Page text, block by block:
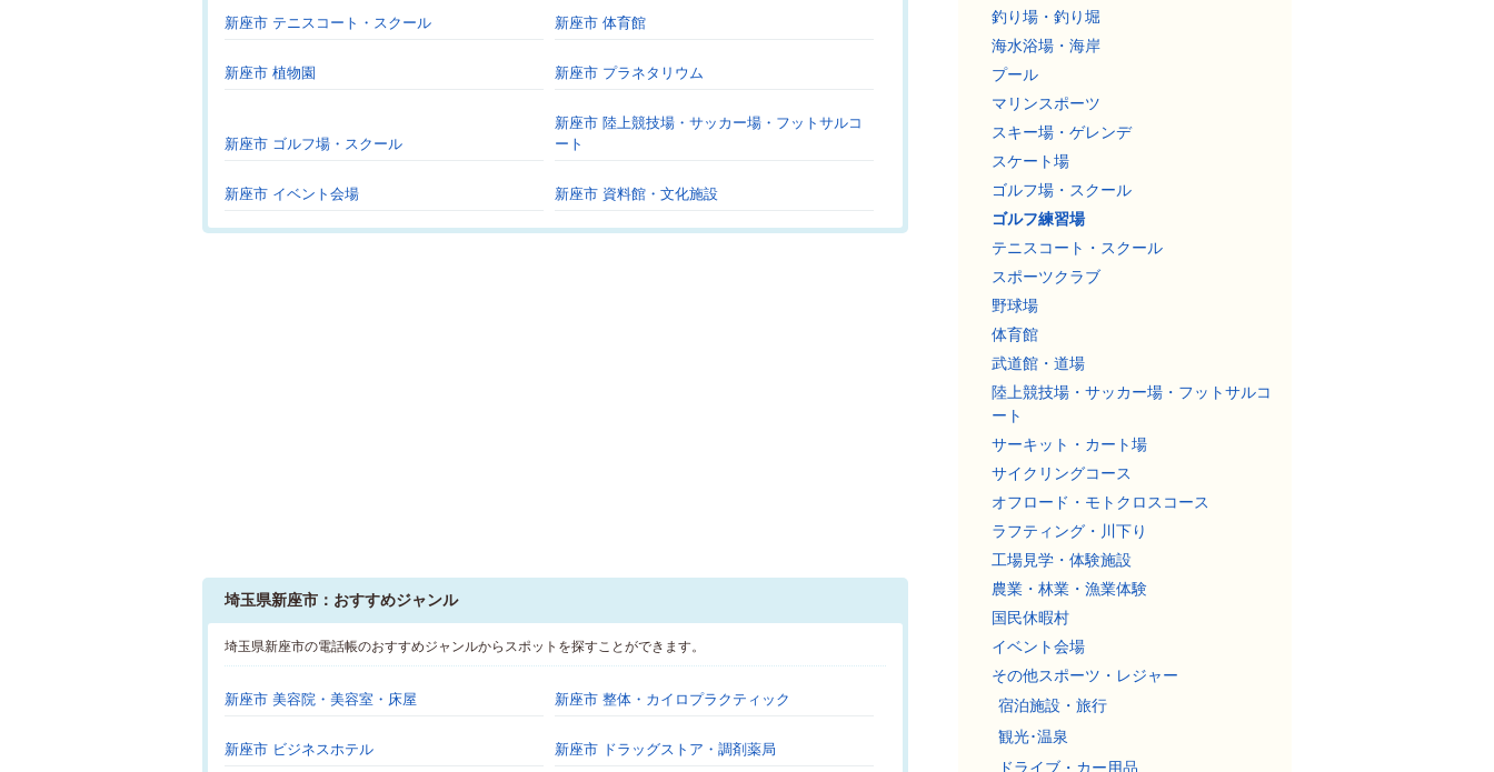
新座市 テニスコート・スクール 新座市 体育館
新座市 植物園 新座市 プラネタリウム
新座市 ゴルフ場・スクール
新座市 陸上競技場・サッカー場・フットサルコ
ート
新座市 イベント会場 新座市 資料館・文化施設
埼玉県新座市：おすすめジャンル
埼玉県新座市の電話帳のおすすめジャンルからスポットを探すことができます。
新座市 美容院・美容室・床屋 新座市 整体・カイロプラクティック
新座市 ビジネスホテル 新座市 ドラッグストア・調剤薬局
釣り場・釣り堀
海水浴場・海岸
プール
マリンスポーツ
スキー場・ゲレンデ
スケート場
ゴルフ場・スクール
ゴルフ練習場
テニスコート・スクール
スポーツクラブ
野球場
体育館
武道館・道場
陸上競技場・サッカー場・フットサルコ
ート
サーキット・カート場
サイクリングコース
オフロード・モトクロスコース
ラフティング・川下り
工場見学・体験施設
農業・林業・漁業体験
国民休暇村
イベント会場
その他スポーツ・レジャー
宿泊施設・旅行
観光･温泉
ドライブ・カー用品